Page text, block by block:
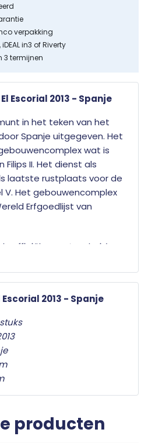
verpakking
in3 of Riverty
3 termijnen
Escorial 2013 - Spanje
in het teken van het
Spanje uitgegeven. Het
wat is
II. Het dienst als
laatste rustplaats voor de
V. Het gebouwencomplex
Erfgoedlijst van
officiële munteenheid
herdenkingsmunten
twee euro munten is
op de nationale zijde.
mag als
worden. Ze zijn in het
betaalmiddel; ze kunnen
worden gebruikt en
echtheidgeleverd.
2013 - Spanje
producten